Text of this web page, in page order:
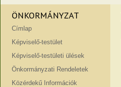
ÖNKORMÁNYZAT
Címlap
Képviselő-testület
Képviselő-testületi ülések
Önkormányzati Rendeletek
Közérdekű Információk